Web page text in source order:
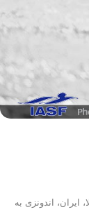
ایران، اندونزی به